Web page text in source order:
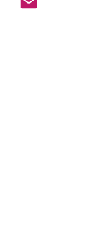
€ 0,00